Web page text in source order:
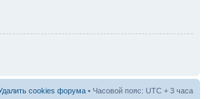
cookies форума • Часовой пояс: UTC + 3 часа